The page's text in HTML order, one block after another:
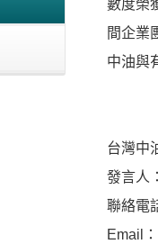
數度榮
間企業
中油與
台灣中
發言人
聯絡電
Email